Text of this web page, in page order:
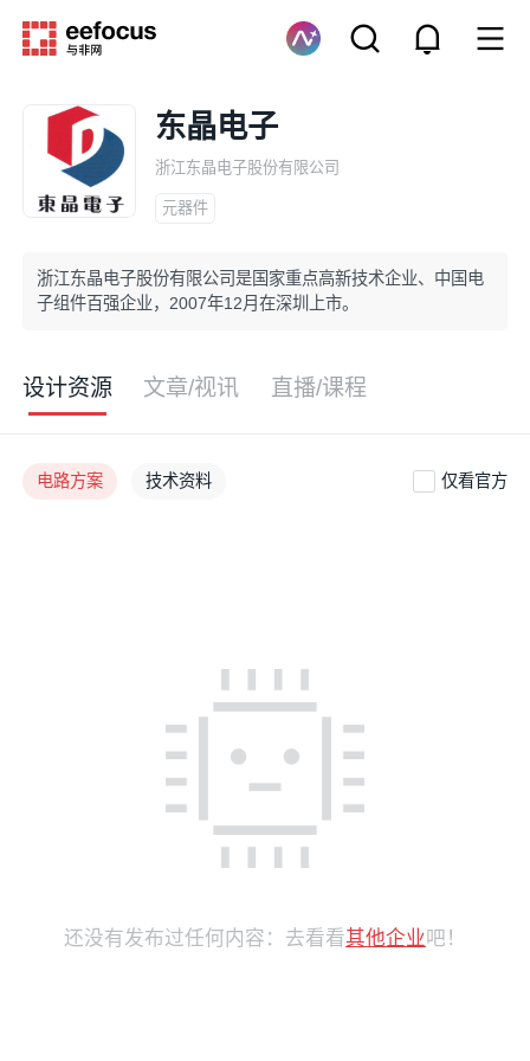
东晶电子
浙江东晶电子股份有限公司
元器件
浙江东晶电子股份有限公司是国家重点高新技术企业、中国电
子组件百强企业，2007年12月在深圳上市。
设计资源 文章/视讯 直播/课程
电路方案 技术资料 仅看官方
还没有发布过任何内容：去看看其他企业吧！